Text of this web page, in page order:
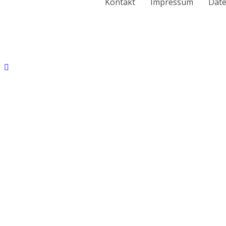
Kontakt Impressum